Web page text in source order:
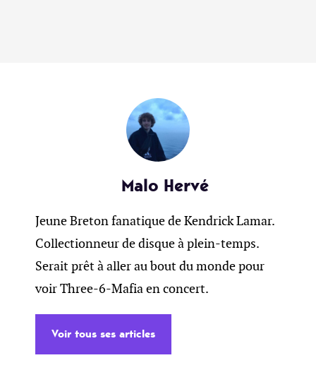
Malo Hervé
Jeune Breton fanatique de Kendrick Lamar.
Collectionneur de disque à plein-temps.
Serait prêt à aller au bout du monde pour
voir Three-6-Mafia en concert.
Voir tous ses articles